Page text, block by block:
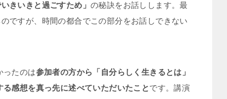
いきいきと過ごすため」 の秘訣をお話しします。最
ですが、時間の都合でこの部分をお話しできない
ったのは参加者の方から「自分らしく生きるとは」
る感想を真っ先に述べていただいたことです。講演